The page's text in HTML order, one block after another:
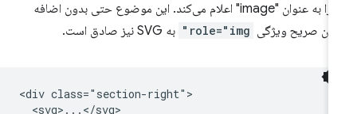
آن را به عنوان "image" اعلام می‌کند. این موضوع حتی بدون اضافه
صریح ویژگی role="img" به SVG نیز صادق است.
<div class="section-right">
  <svg>...</svg>